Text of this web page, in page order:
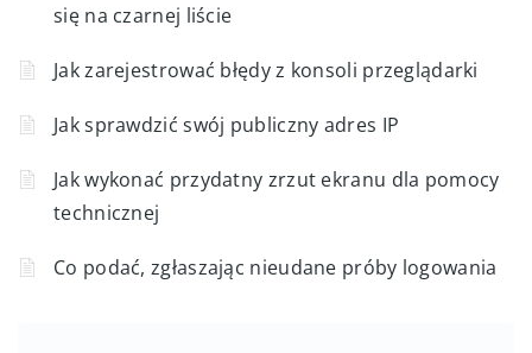
się na czarnej liście
Jak zarejestrować błędy z konsoli przeglądarki
Jak sprawdzić swój publiczny adres IP
Jak wykonać przydatny zrzut ekranu dla pomocy
technicznej
Co podać, zgłaszając nieudane próby logowania